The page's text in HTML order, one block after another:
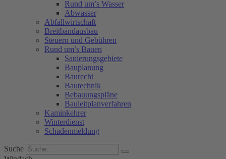
Rund um’s Wasser
Abwasser
Abfallwirtschaft
Breitbandausbau
Steuern und Gebühren
Rund um’s Bauen
Sanierungsgebiete
Bauplanung
Baurecht
Bautechnik
Bebauungspläne
Bauleitplanverfahren
Kaminkehrer
Winterdienst
Schadenmeldung
Suche